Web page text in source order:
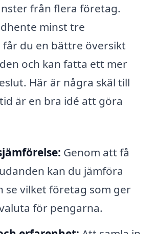
från flera företag.
minst tre
du en bättre översikt
och kan fatta ett mer
Här är några skäl till
är en bra idé att göra
Genom att få
kan du jämföra
se vilket företag som ger
för pengarna.